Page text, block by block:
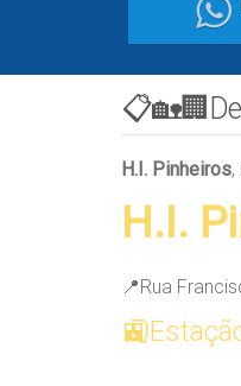
H.I. Pinheiros
H.I.
📍Rua